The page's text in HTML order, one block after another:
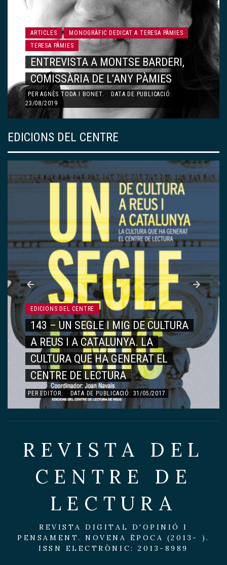
ARTICLES
MONOGRÀFIC DEDICAT A TERESA PÀMIES
TERESA PÀMIES
CARTA A LA TERESA PÀMIES
PERMARIA BARBAL
EDICIONS DEL CENTRE
EDICIONS DEL CENTRE
142 – VIATGE AL CENTRE DE
LECTURA
PEREDITOR DATA DE PUBLICACIÓ: 15/05/2017
REVISTA DEL
CENTRE DE
LECTURA
REVISTA DIGITAL D'OPINIÓ I
PENSAMENT. NOVENA ÈPOCA (2013- ).
ISSN ELECTRÒNIC: 2013-8989